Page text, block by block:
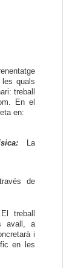
quals
treball
En el
en:
La
de
El treball
avall, a
i
en les